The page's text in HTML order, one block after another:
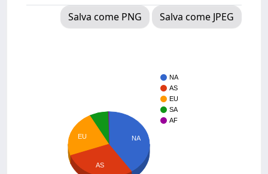
Salva come PNG
Salva come JPEG
NA
AS
EU
SA
AF
NA
EU
AS